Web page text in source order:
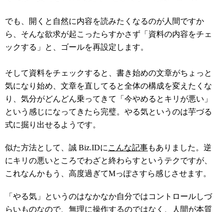
でも、開くと自然に内容を読みたくなるのが人間ですか
ら、そんな欲求が起こったらすかさず「資料の内容をチェ
ックする」と、ゴールを再設定します。
そして資料をチェックすると、書き始めの文章がちょっと
気になり始め、文章を直してると全体の構成を変えたくな
り、気分がどんどん乗ってきて「今やめるとキリが悪い」
という感じになってきたら完璧。やる気というのは芋づる
式に掘り出せるようです。
似た方法として、誠 Biz.IDに こんな記事もありました。逆
にキリの悪いところでわざと終わらすというテクですが、
これなんかもう、高度過ぎてMっぽさすら感じさせます。
「やる気」というのはなかなか自分ではコントロールしづ
らいものなので、無理に操作するのではなく、人間が本質